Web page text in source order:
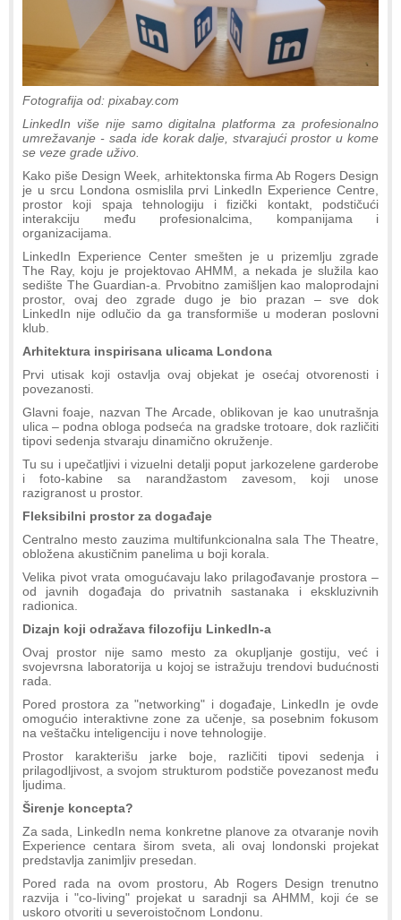
Fotografija od: pixabay.com
LinkedIn više nije samo digitalna platforma za profesionalno
umrežavanje - sada ide korak dalje, stvarajući prostor u kome
se veze grade uživo.
Kako piše Design Week, arhitektonska firma Ab Rogers Design
je u srcu Londona osmislila prvi LinkedIn Experience Centre,
prostor koji spaja tehnologiju i fizički kontakt, podstičući
interakciju među profesionalcima, kompanijama i
organizacijama.
LinkedIn Experience Center smešten je u prizemlju zgrade
The Ray, koju je projektovao AHMM, a nekada je služila kao
sedište The Guardian-a. Prvobitno zamišljen kao maloprodajni
prostor, ovaj deo zgrade dugo je bio prazan – sve dok
LinkedIn nije odlučio da ga transformiše u moderan poslovni
klub.
Arhitektura inspirisana ulicama Londona
Prvi utisak koji ostavlja ovaj objekat je osećaj otvorenosti i
povezanosti.
Glavni foaje, nazvan The Arcade, oblikovan je kao unutrašnja
ulica – podna obloga podseća na gradske trotoare, dok različiti
tipovi sedenja stvaraju dinamično okruženje.
Tu su i upečatljivi i vizuelni detalji poput jarkozelene garderobe
i foto-kabine sa narandžastom zavesom, koji unose
razigranost u prostor.
Fleksibilni prostor za događaje
Centralno mesto zauzima multifunkcionalna sala The Theatre,
obložena akustičnim panelima u boji korala.
Velika pivot vrata omogućavaju lako prilagođavanje prostora –
od javnih događaja do privatnih sastanaka i ekskluzivnih
radionica.
Dizajn koji odražava filozofiju LinkedIn-a
Ovaj prostor nije samo mesto za okupljanje gostiju, već i
svojevrsna laboratorija u kojoj se istražuju trendovi budućnosti
rada.
Pored prostora za "networking" i događaje, LinkedIn je ovde
omogućio interaktivne zone za učenje, sa posebnim fokusom
na veštačku inteligenciju i nove tehnologije.
Prostor karakterišu jarke boje, različiti tipovi sedenja i
prilagodljivost, a svojom strukturom podstiče povezanost među
ljudima.
Širenje koncepta?
Za sada, LinkedIn nema konkretne planove za otvaranje novih
Experience centara širom sveta, ali ovaj londonski projekat
predstavlja zanimljiv presedan.
Pored rada na ovom prostoru, Ab Rogers Design trenutno
razvija i "co-living" projekat u saradnji sa AHMM, koji će se
uskoro otvoriti u severoistočnom Londonu.